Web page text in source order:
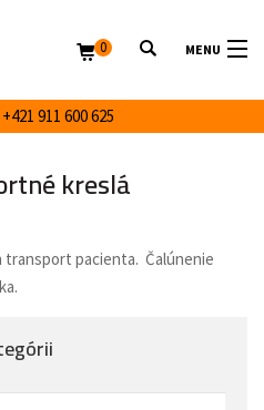
MENU
911 600 625
0
kreslá
transport pacienta. Čalúnenie